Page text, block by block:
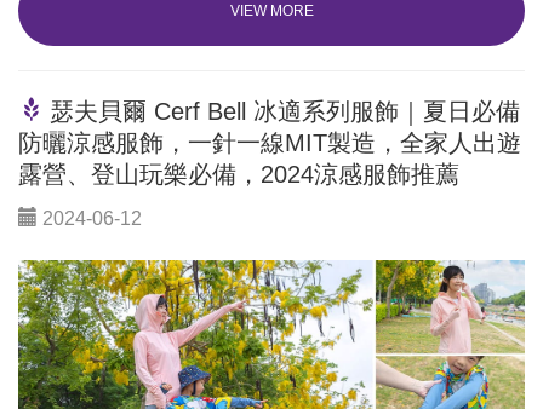
VIEW MORE
瑟夫貝爾 Cerf Bell 冰適系列服飾｜夏日必備
防曬涼感服飾，一針一線MIT製造，全家人出遊
露營、登山玩樂必備，2024涼感服飾推薦
2024-06-12